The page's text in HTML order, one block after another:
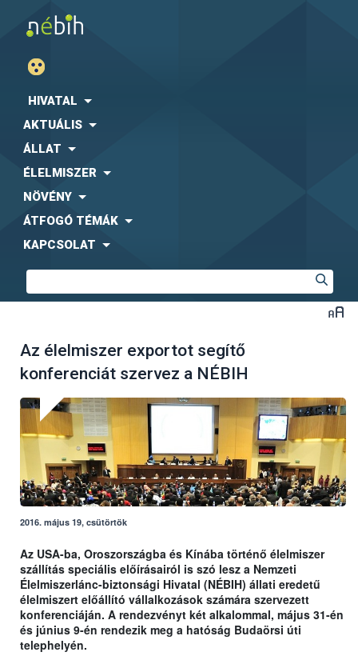
HIVATAL
AKTUÁLIS
ÁLLAT
ÉLELMISZER
NÖVÉNY
ÁTFOGÓ TÉMÁK
KAPCSOLAT
Az élelmiszer exportot segítő
konferenciát szervez a NÉBIH
2016. május 19, csütörtök
Az USA-ba, Oroszországba és Kínába történő élelmiszer
szállítás speciális előírásairól is szó lesz a Nemzeti
Élelmiszerlánc-biztonsági Hivatal (NÉBIH) állati eredetű
élelmiszert előállító vállalkozások számára szervezett
konferenciáján. A rendezvényt két alkalommal, május 31-én
és június 9-én rendezik meg a hatóság Budaörsi úti
telephelyén.